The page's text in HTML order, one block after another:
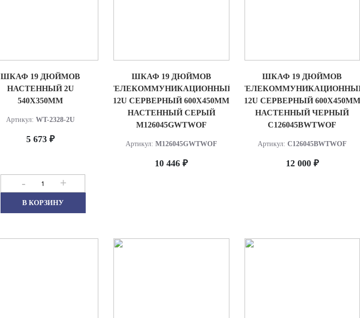
ШКАФ 19 ДЮЙМОВ
НАСТЕННЫЙ 2U
540Х350ММ
Артикул:WT-2328-2U
5 673 ₽
В КОРЗИНУ
- +
ШКАФ 19 ДЮЙМОВ
ТЕЛЕКОММУНИКАЦИОННЫЙ
12U СЕРВЕРНЫЙ 600Х450ММ
НАСТЕННЫЙ СЕРЫЙ
M126045GWTWOF
Артикул: M126045GWTWOF
10 446 ₽
ШКАФ 19 ДЮЙМОВ
12U СЕРВЕРНЫЙ 600Х450ММ
НАСТЕННЫЙ ЧЕРНЫЙ
C126045BWTWOF
Артикул: C126045BWTWOF
12 000 ₽